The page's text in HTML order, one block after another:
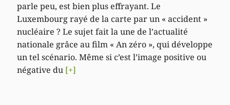
parle peu, est bien plus effrayant. Le
Luxembourg rayé de la carte par un « accident »
nucléaire ? Le sujet fait la une de l’actualité
nationale grâce au film « An zéro », qui développe
un tel scénario. Même si c’est l’image positive ou
négative du [+]